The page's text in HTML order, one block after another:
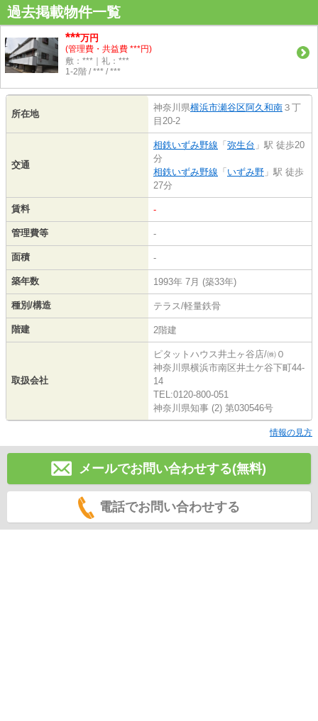
過去掲載物件一覧
***万円
(管理費・共益費 ***円)
敷：***｜礼：***
1-2階 / *** / ***
所在地
神奈川県横浜市瀬谷区阿久和南 ３丁
目20-2
交通
相鉄いずみ野線 「 弥生台 」駅 徒歩20
分
相鉄いずみ野線 「 いずみ野 」駅 徒歩
27分
賃料 -
管理費等 -
面積 -
築年数 1993年 7月 (築33年)
種別/構造 テラス/軽量鉄骨
階建 2階建
取扱会社
ピタットハウス井土ヶ谷店/㈱０
神奈川県横浜市南区井土ケ谷下町44-
14
TEL:0120-800-051
神奈川県知事 (2) 第030546号
情報の見方
メールでお問い合わせする(無料)
電話でお問い合わせする